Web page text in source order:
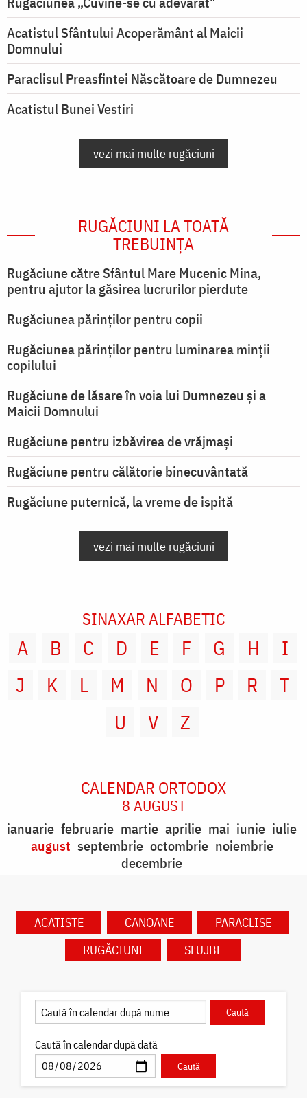
Acatistul Sfântului Acoperământ al Maicii
Domnului
Paraclisul Preasfintei Născătoare de Dumnezeu
Acatistul Bunei Vestiri
vezi mai multe rugăciuni
RUGĂCIUNI LA TOATĂ
TREBUINȚA
Rugăciune către Sfântul Mare Mucenic Mina,
pentru ajutor la găsirea lucrurilor pierdute
Rugăciunea părinților pentru copii
Rugăciunea părinților pentru luminarea minţii
copilului
Rugăciune de lăsare în voia lui Dumnezeu şi a
Maicii Domnului
Rugăciune pentru izbăvirea de vrăjmași
Rugăciune pentru călătorie binecuvântată
Rugăciune puternică, la vreme de ispită
vezi mai multe rugăciuni
SINAXAR ALFABETIC
A B C D E F G H
I
J
K L M N O P R
T
U
V Z
CALENDAR ORTODOX
8 AUGUST
ianuarie februarie martie aprilie mai iunie iulie
august septembrie octombrie noiembrie
decembrie
ACATISTE CANOANE
PARACLISE
RUGĂCIUNI
SLUJBE
Caută în calendar după dată